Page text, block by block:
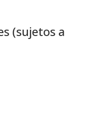
(sujetos a